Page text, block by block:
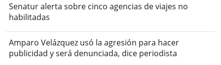
Senatur alerta sobre cinco agencias de viajes no
habilitadas
Amparo Velázquez usó la agresión para hacer
publicidad y será denunciada, dice periodista